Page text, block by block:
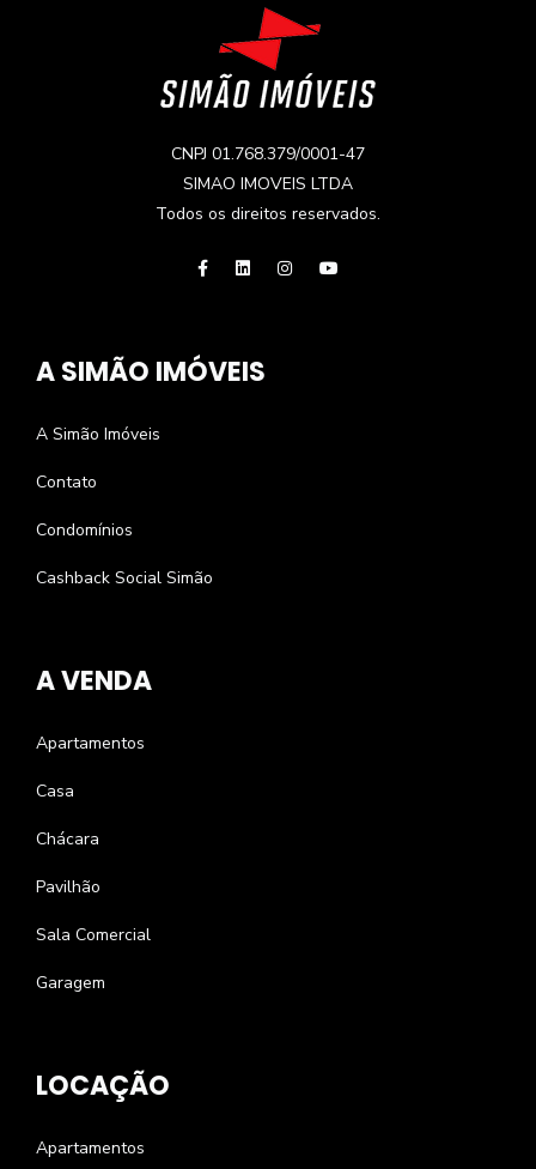
CNPJ 01.768.379/0001-47
SIMAO IMOVEIS LTDA
Todos os direitos reservados.
A SIMÃO IMÓVEIS
A Simão Imóveis
Contato
Condomínios
Cashback Social Simão
A VENDA
Apartamentos
Casa
Chácara
Pavilhão
Sala Comercial
Garagem
LOCAÇÃO
Apartamentos